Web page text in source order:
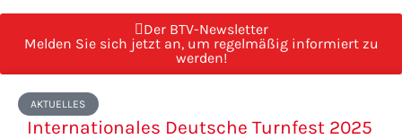
Der BTV-Newsletter
Melden Sie sich jetzt an, um regelmäßig informiert zu
werden!
AKTUELLES
Internationales Deutsche Turnfest 2025